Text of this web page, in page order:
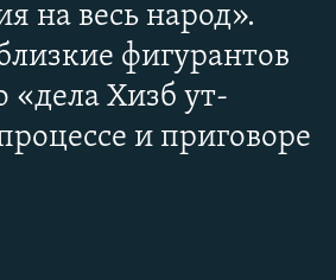
КРЫМА
11 ИСТОРИЙ СОПРОТИВЛЕНИЯ
на весь народ».
фигурантов
«дела Хизб ут-
и приговоре